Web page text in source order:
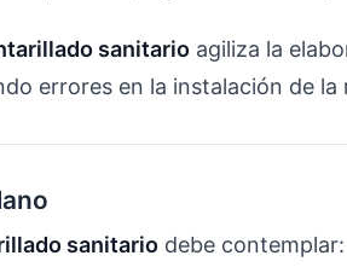
sanitario agiliza la
errores en la instalación de la
sanitario debe contemplar: